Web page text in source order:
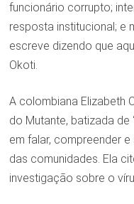
funcionário corrupto;
resposta institucional; e
escreve dizendo que
Okoti.
A colombiana Elizabeth
do Mutante, batizada de
em falar, compreender
das comunidades. Ela
investigação sobre o